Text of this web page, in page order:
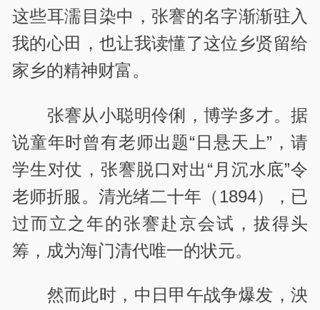
这些耳濡目染中，张謇的名字渐渐驻入
我的心田，也让我读懂了这位乡贤留给
家乡的精神财富。
张謇从小聪明伶俐，博学多才。据
说童年时曾有老师出题“日悬天上”，请
学生对仗，张謇脱口对出“月沉水底”令
老师折服。清光绪二十年（1894），已
过而立之年的张謇赴京会试，拔得头
筹，成为海门清代唯一的状元。
然而此时，中日甲午战争爆发，泱